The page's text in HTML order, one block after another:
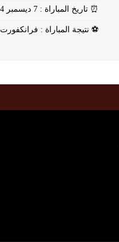
⏰ تاريخ المباراة : 7 ديسمبر 2024
⚽ نتيجة المباراة : فرانكفورت 0 - 0 اوجسبورغ